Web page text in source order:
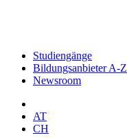
Studiengänge
Bildungsanbieter A-Z
Newsroom
AT
CH